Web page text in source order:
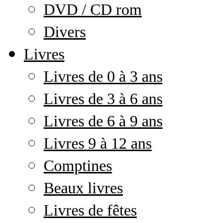
DVD / CD rom
Divers
Livres
Livres de 0 à 3 ans
Livres de 3 à 6 ans
Livres de 6 à 9 ans
Livres 9 à 12 ans
Comptines
Beaux livres
Livres de fêtes